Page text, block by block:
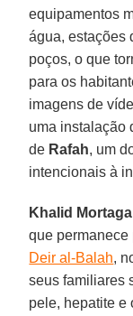
equipamentos
água, estações
poços, o que
para os
imagens de
uma instalação
de Rafah, um
intencionais à
Khalid Mortaga
que
Deir al-Balah,
seus familiares
pele, hepatite e